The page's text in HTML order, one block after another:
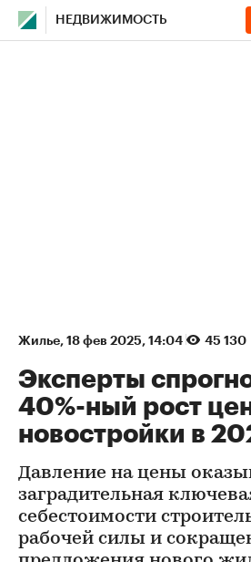
НЕДВИЖИМОСТЬ
Жилье⁠, 18 фев 2025, 14:04 45 130
Эксперты
40%-ный рост
новостройки в
Давление на цены
заградительная
себестоимости
рабочей силы и